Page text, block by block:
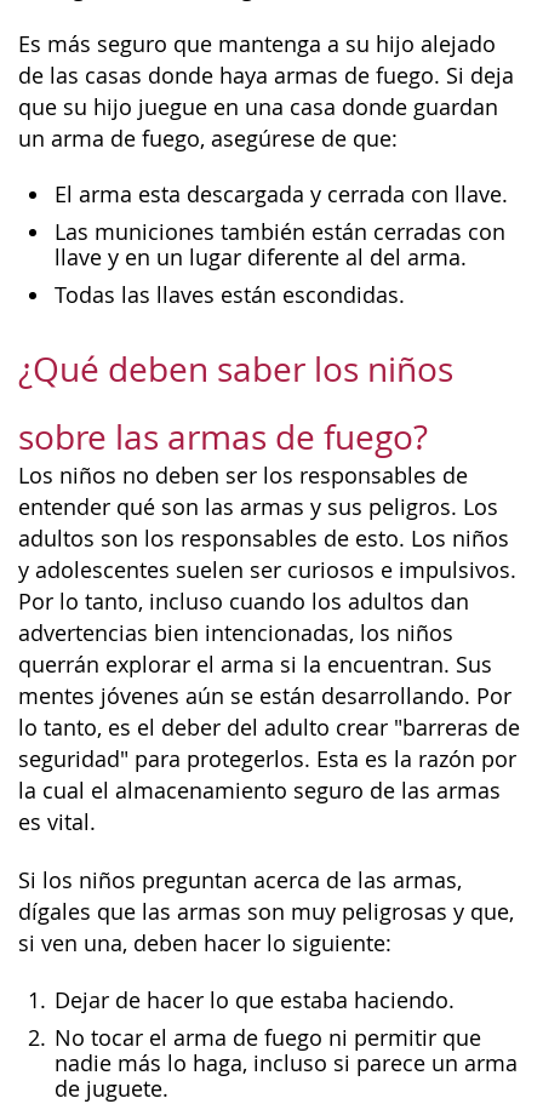
Es más seguro que mantenga a su hijo alejado
de las casas donde haya armas de fuego. Si deja
que su hijo juegue en una casa donde guardan
un arma de fuego, asegúrese de que:
El arma esta descargada y cerrada con llave.
Las municiones también están cerradas con
llave y en un lugar diferente al del arma.
Todas las llaves están escondidas.
¿Qué deben saber los niños
sobre las armas de fuego?
Los niños no deben ser los responsables de
entender qué son las armas y sus peligros. Los
adultos son los responsables de esto. Los niños
y adolescentes suelen ser curiosos e impulsivos.
Por lo tanto, incluso cuando los adultos dan
advertencias bien intencionadas, los niños
querrán explorar el arma si la encuentran. Sus
mentes jóvenes aún se están desarrollando. Por
lo tanto, es el deber del adulto crear "barreras de
seguridad" para protegerlos. Esta es la razón por
la cual el almacenamiento seguro de las armas
es vital.
Si los niños preguntan acerca de las armas,
dígales que las armas son muy peligrosas y que,
si ven una, deben hacer lo siguiente:
Dejar de hacer lo que estaba haciendo.
No tocar el arma de fuego ni permitir que
nadie más lo haga, incluso si parece un arma
de juguete.